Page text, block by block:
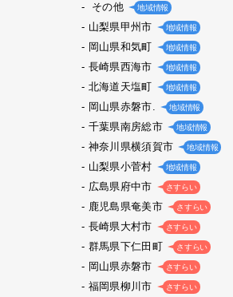
その他 地域情報
山梨県甲州市 地域情報
岡山県和気町 地域情報
長崎県西海市 地域情報
北海道天塩町 地域情報
岡山県赤磐市. 地域情報
千葉県南房総市 地域情報
神奈川県横須賀市 地域情報
山梨県小菅村 地域情報
広島県府中市 さすらい
鹿児島県奄美市 さすらい
長崎県大村市 さすらい
群馬県下仁田町 さすらい
岡山県赤磐市 さすらい
福岡県柳川市 さすらい